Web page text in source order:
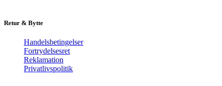
Retur & Bytte
Handelsbetingelser
Fortrydelsesret
Reklamation
Privatlivspolitik